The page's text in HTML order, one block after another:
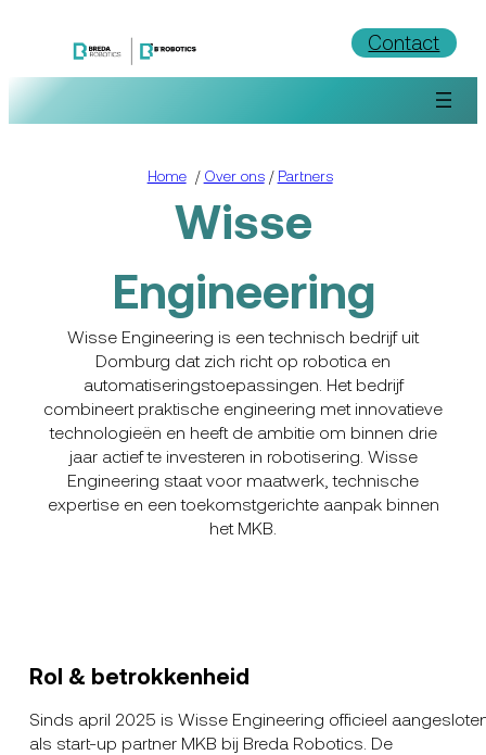
Contact
Home/ Over ons/ Partners
Wisse
Engineering
Wisse Engineering is een technisch bedrijf uit
Domburg dat zich richt op robotica en
automatiseringstoepassingen. Het bedrijf
combineert praktische engineering met innovatieve
technologieën en heeft de ambitie om binnen drie
jaar actief te investeren in robotisering. Wisse
Engineering staat voor maatwerk, technische
expertise en een toekomstgerichte aanpak binnen
het MKB.
Rol & betrokkenheid
Sinds april 2025 is Wisse Engineering officieel
als start-up partner MKB bij Breda Robotics. De